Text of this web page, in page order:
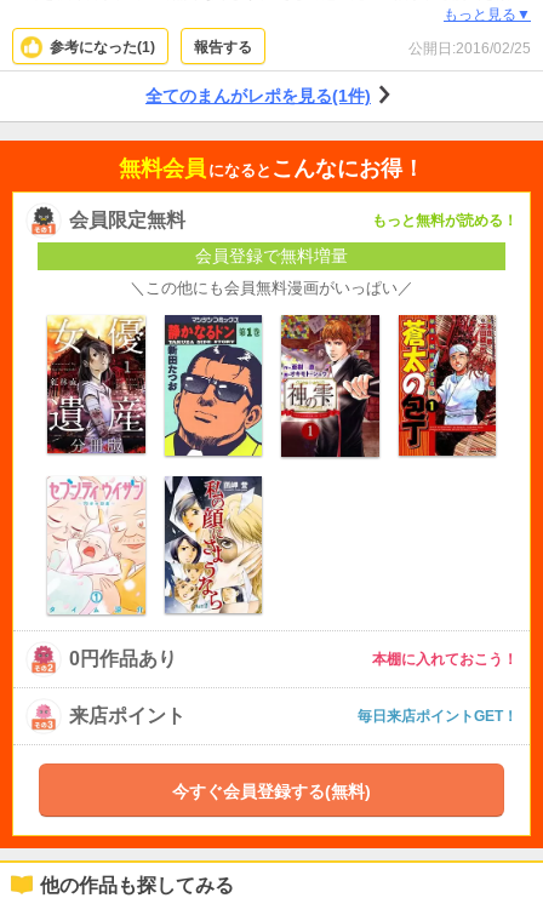
らしいです。女性は可愛らしく美しく。 男性は力強い中に優しさがあり格好良
く。 そして動きに流れがあります。 闇と光りの工夫凄い！ いつも楽しませて
くれます。
もっと見る▼
参考になった(1) 報告する 公開日:2016/02/25
全てのまんがレポを見る(1件)
無料会員 になると こんなにお得！
会員限定無料 もっと無料が読める！
会員登録で無料増量
＼この他にも会員無料漫画がいっぱい／
0円作品あり 本棚に入れておこう！
来店ポイント 毎日来店ポイントGET！
今すぐ会員登録する(無料)
他の作品も探してみる